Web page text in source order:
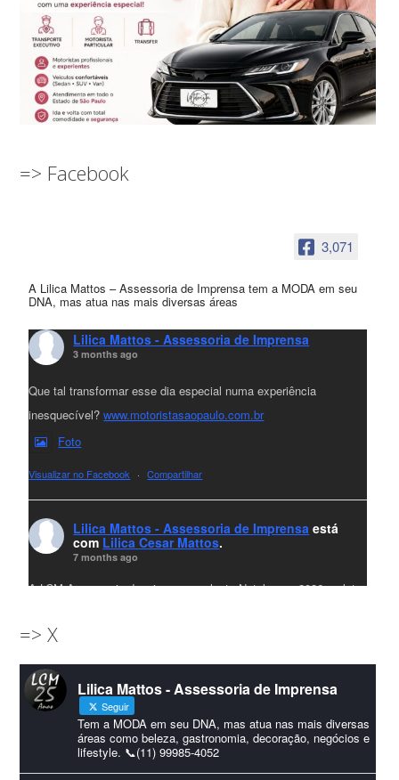
=> Facebook
3,071
A Lilica Mattos – Assessoria de Imprensa tem a MODA em seu
DNA, mas atua nas mais diversas áreas
Lilica Mattos - Assessoria de Imprensa
3 months ago
Que tal transformar esse dia especial numa experiência
inesquecível?www.motoristasaopaulo.com.br
Foto
Visualizar no Facebook · Compartilhar
Lilica Mattos - Assessoria de Imprensa está
com Lilica Cesar Mattos.
7 months ago
A LCM Assessoria deseja um excelente Natal e um 2026 repleto
amigos que sempre nos acompanham!🎄✨🥂❤️
#lcmassessoriassessoria#natal #merrychristmas #felizanonovo
#HappyNewYear
Foto
Visualizar no Facebook · Compartilhar
=> X
Lilica Mattos - Assessoria de Imprensa
Seguir
Tem a MODA em seu DNA, mas atua nas mais diversas
áreas como beleza, gastronomia, decoração, negócios e
lifestyle. 📞(11) 99985-4052